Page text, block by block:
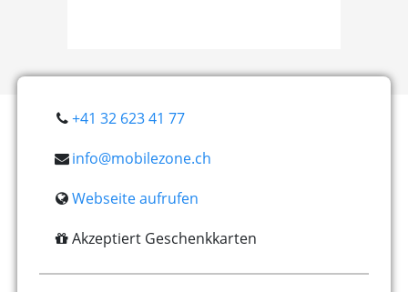
+41 32 623 41 77
info@mobilezone.ch
Webseite aufrufen
Akzeptiert Geschenkkarten